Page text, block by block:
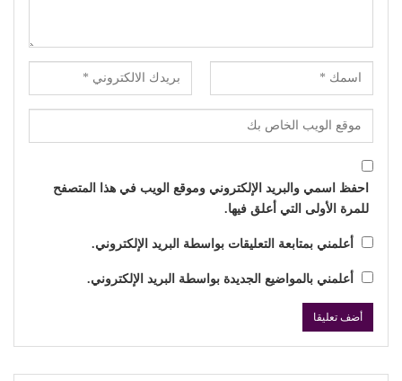
احفظ اسمي والبريد الإلكتروني وموقع الويب في هذا المتصفح
للمرة الأولى التي أعلق فيها.
أعلمني بمتابعة التعليقات بواسطة البريد الإلكتروني.
أعلمني بالمواضيع الجديدة بواسطة البريد الإلكتروني.